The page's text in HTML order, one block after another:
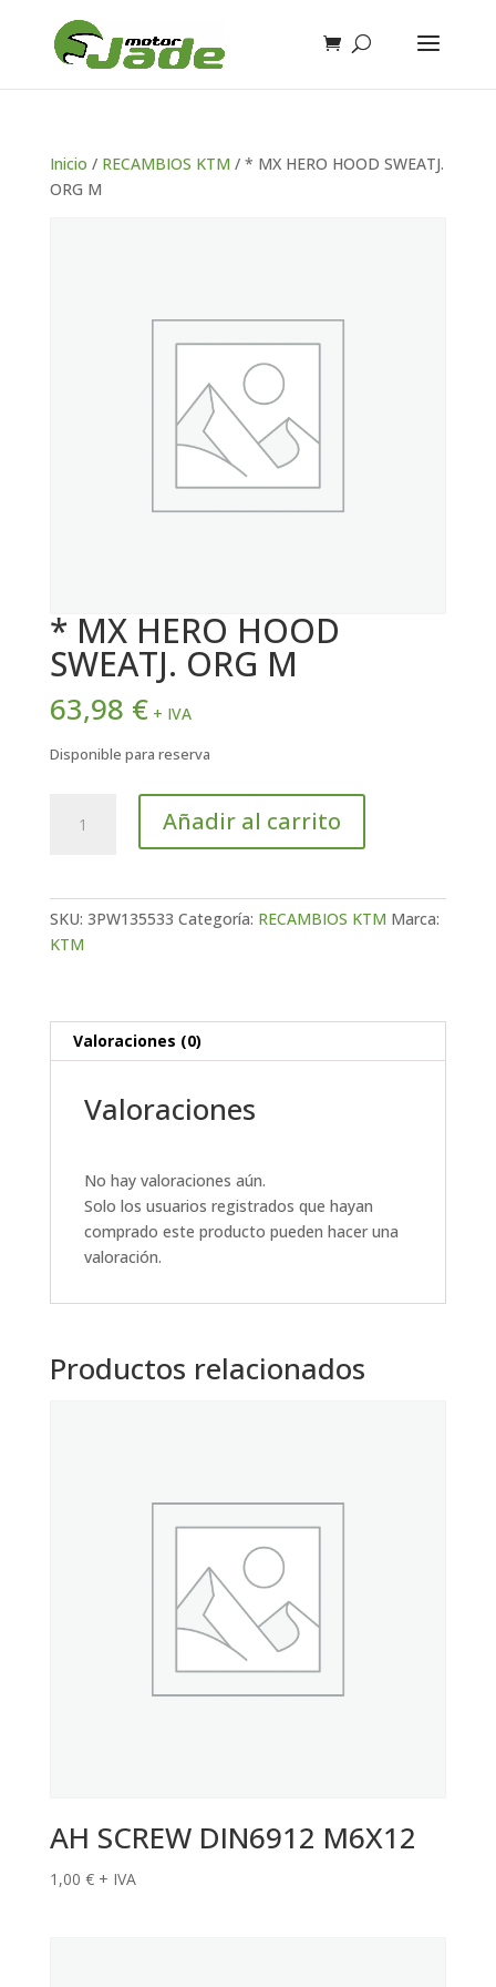
Inicio / RECAMBIOS KTM / * MX HERO HOOD SWEATJ.
ORG M
* MX HERO HOOD
SWEATJ. ORG M
63,98 € + IVA
Disponible para reserva
Añadir al carrito
SKU: 3PW135533 Categoría: RECAMBIOS KTM Marca:
KTM
Valoraciones (0)
Valoraciones
No hay valoraciones aún.
Solo los usuarios registrados que hayan
comprado este producto pueden hacer una
valoración.
Productos relacionados
AH SCREW DIN6912 M6X12
1,00 € + IVA